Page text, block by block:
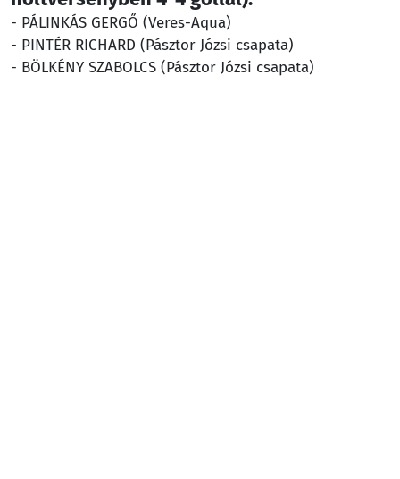
- PÁLINKÁS GERGŐ (Veres-Aqua)
- PINTÉR RICHARD (Pásztor Józsi csapata)
- BÖLKÉNY SZABOLCS (Pásztor Józsi csapata)